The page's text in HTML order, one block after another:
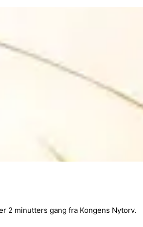
2 minutters gang fra Kongens Nytorv.